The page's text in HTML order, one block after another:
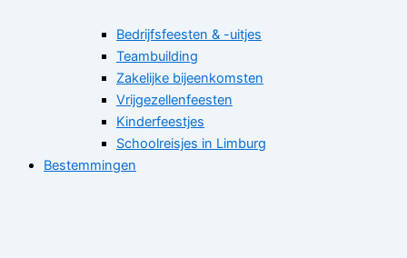
Bedrijfsfeesten & -uitjes
Teambuilding
Zakelijke bijeenkomsten
Vrijgezellenfeesten
Kinderfeestjes
Schoolreisjes in Limburg
Bestemmingen